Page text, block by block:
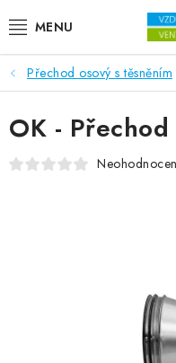
VENTILÁTORY
VZDUCHOTECHNIKA
REKUPERACE
Přechod osový s těsněním
OK -